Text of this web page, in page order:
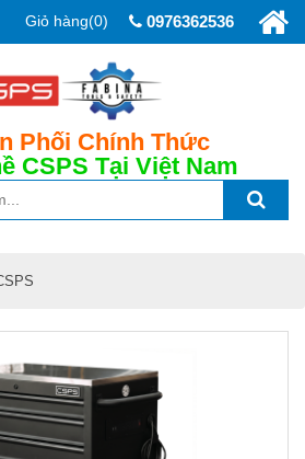
0976362536
Phối Chính Thức
CSPS Tại Việt Nam
Giỏ hàng(0)